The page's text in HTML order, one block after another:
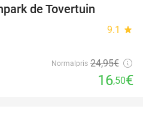
de Tovertuin
9.1 star
Normalpris 24,95€
16,50€